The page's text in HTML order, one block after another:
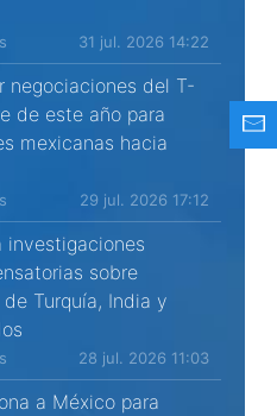
31 jul. 2026 14:22
negociaciones del T-
de este año para
mexicanas hacia
29 jul. 2026 17:12
investigaciones
sobre
Turquía, India y
28 jul. 2026 11:03
a México para